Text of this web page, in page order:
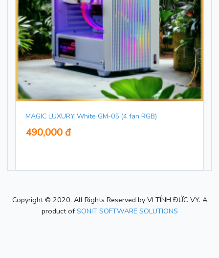
MAGIC LUXURY White GM-05 (4 fan RGB)
490,000 đ
Copyright © 2020. All Rights Reserved by VI TÍNH ĐỨC VY. A
product ofSONIT SOFTWARE SOLUTIONS